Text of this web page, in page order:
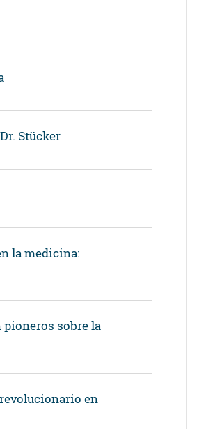
Stücker
la medicina:
sobre la
en